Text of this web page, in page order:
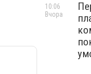
10:06
Вчора